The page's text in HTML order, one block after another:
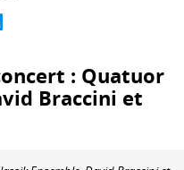
: Quatuor
Braccini et